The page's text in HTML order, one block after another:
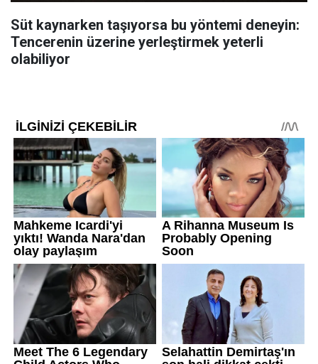
Süt kaynarken taşıyorsa bu yöntemi deneyin:
Tencerenin üzerine yerleştirmek yeterli
olabiliyor